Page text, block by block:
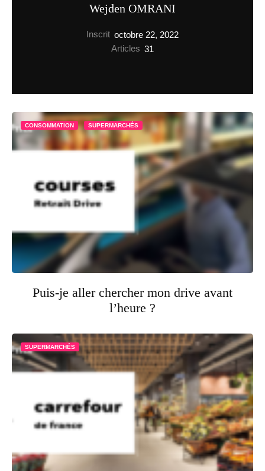
Wejden OMRANI
Inscrit octobre 22, 2022
Articles 31
CONSOMMATION SUPERMARCHÉS
Puis-je aller chercher mon drive avant
l’heure ?
SUPERMARCHÉS